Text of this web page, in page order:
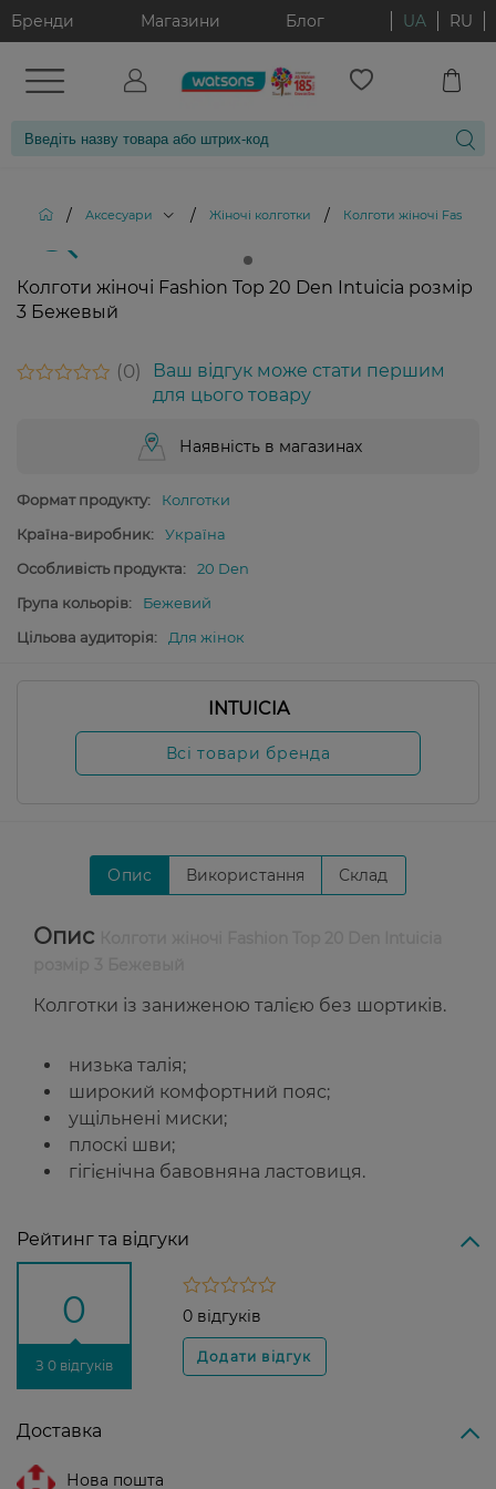
Бренди Магазини Блог UA RU
/ Аксесуари / Жіночі колготки / Колготи жіночі
Колготи жіночі Fashion Top 20 Den Intuicia розмір
3 Бежевый
0
Ваш відгук може стати першим
для цього товару
Наявність в магазинах
Формат продукту:
Колготки
Країна-виробник:
Україна
Особливість продукта:
20 Den
Група кольорів:
Бежевий
Цільова аудиторія:
Для жінок
INTUICIA
Всі товари бренда
Опис Використання Склад
Опис
Колготки із заниженою талією без шортиків.
низька талія;
широкий комфортний пояс;
ущільнені миски;
плоскі шви;
гігієнічна бавовняна ластовиця.
Рейтинг та відгуки
0
З 0 відгуків
0 відгуків
Доставка
Нова пошта